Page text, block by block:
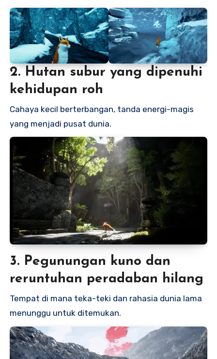
2. Hutan subur yang dipenuhi
kehidupan roh
Cahaya kecil berterbangan, tanda energi-magis
yang menjadi pusat dunia.
3. Pegunungan kuno dan
reruntuhan peradaban hilang
Tempat di mana teka-teki dan rahasia dunia lama
menunggu untuk ditemukan.